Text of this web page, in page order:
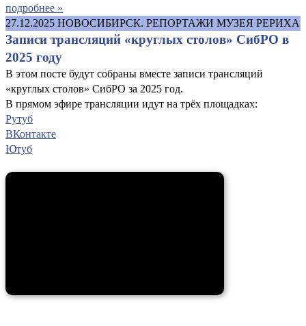
подробнее »
27.12.2025 НОВОСИБИРСК. РЕПОРТАЖИ МУЗЕЯ РЕРИХА
Записи трансляций «круглых столов» СибРО в
2025 году
В этом посте будут собраны вместе записи трансляций
«круглых столов» СибРО за 2025 год.
В прямом эфире трансляции идут на трёх площадках:
Рутуб
ВКонтакте
Ютуб